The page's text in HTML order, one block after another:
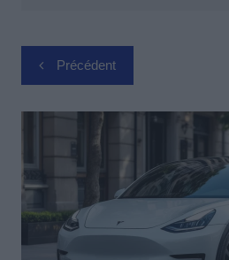
Navigation
de
l’article
Précédent